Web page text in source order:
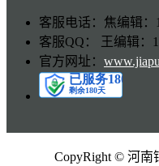
客服电话：焦编辑：
客服QQ： 王编辑：
官方网址：
CopyRight © 河南